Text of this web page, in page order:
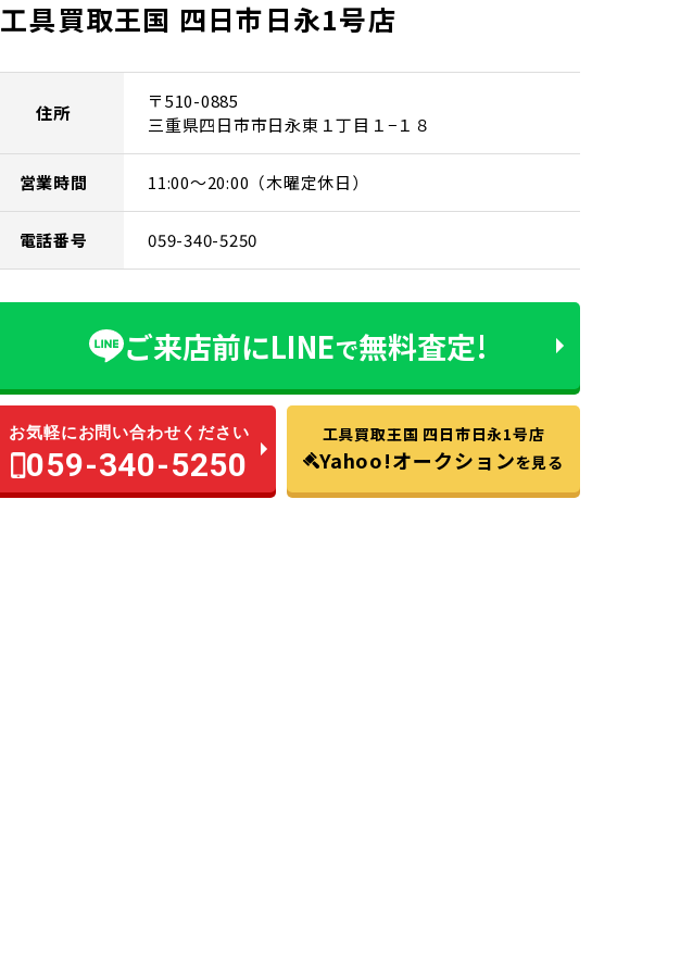
工具買取王国 四日市日永1号店
住所
〒510-0885
三重県四日市市日永東１丁目１−１８
営業時間 11:00～20:00（木曜定休日）
電話番号 059-340-5250
ご来店前にLINEで無料査定!
お気軽にお問い合わせください
059-340-5250
工具買取王国 四日市日永1号店
Yahoo!オークションを見る